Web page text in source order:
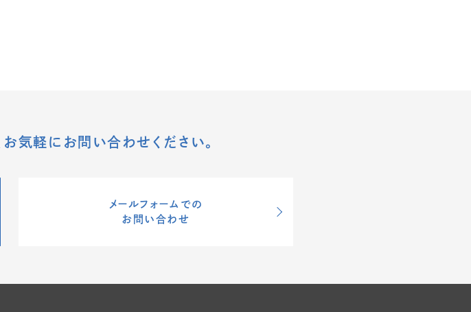
お気軽にお問い合わせください。
メールフォームでの
お問い合わせ